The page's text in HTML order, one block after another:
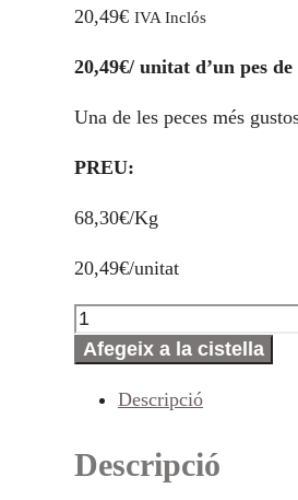
20,49€ IVA Inclós
20,49€/ unitat d’un pes de
Una de les peces més
PREU:
68,30€/Kg
20,49€/unitat
quantitat
de
Curat
Afegeix a la cistella
Descripció
Descripció